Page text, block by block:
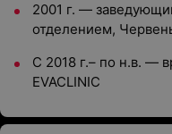
2001 г. —
отделением,
С 2018 г.– по н.в. —
EVACLINIC